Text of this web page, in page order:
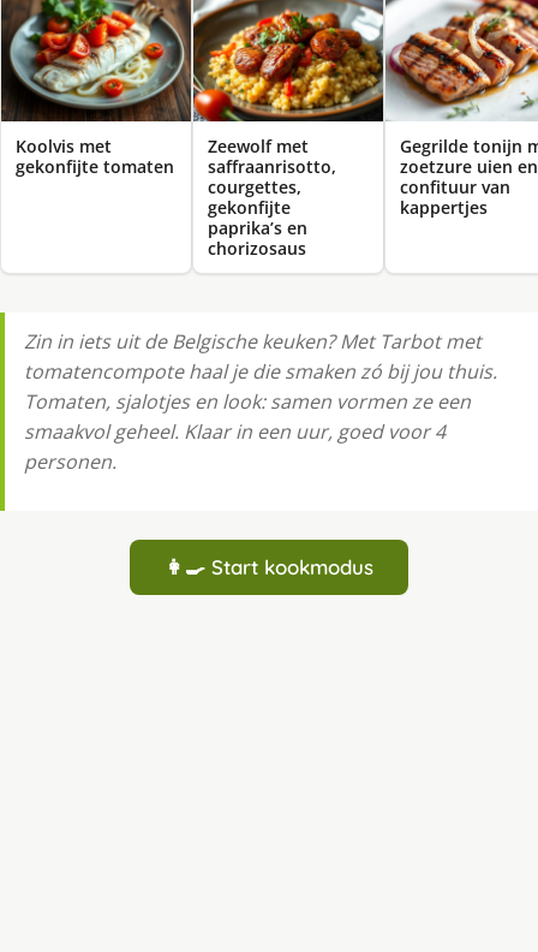
Koolvis met
gekonfijte tomaten
Zeewolf met
saffraanrisotto,
courgettes,
gekonfijte
paprika’s en
chorizosaus
Gegrilde tonijn
zoetzure uien en
confituur van
kappertjes
Zin in iets uit de Belgische keuken? Met Tarbot met
tomatencompote haal je die smaken zó bij jou thuis.
Tomaten, sjalotjes en look: samen vormen ze een
smaakvol geheel. Klaar in een uur, goed voor 4
personen.
👩‍🍳 Start kookmodus